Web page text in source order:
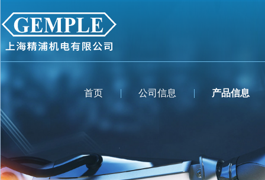
首页 公司信息 产品信息